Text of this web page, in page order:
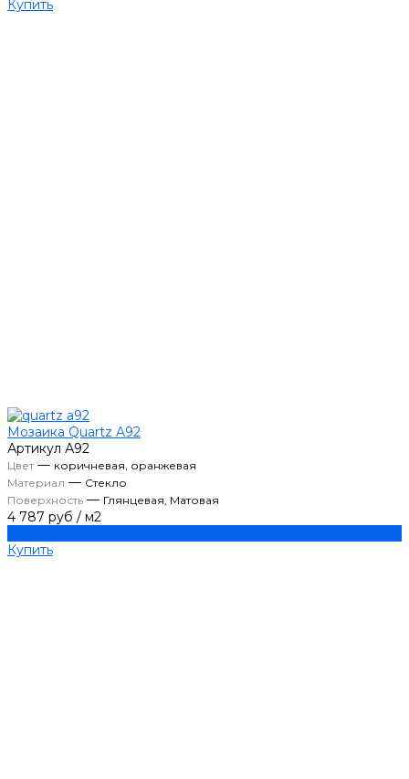
Купить
Мозаика Quartz A92
Артикул А92
Цвет— коричневая, оранжевая
Материал — Стекло
Поверхность — Глянцевая, Матовая
4 787 руб / м2
Купить